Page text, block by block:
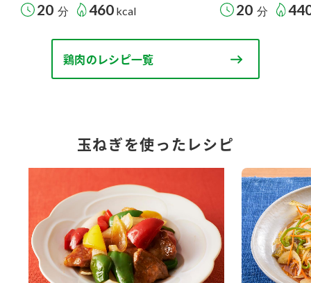
20 分 460 kcal 20 分
鶏肉のレシピ一覧
玉ねぎを使ったレシピ